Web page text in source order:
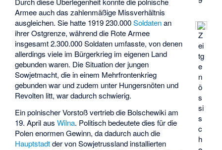
Z
ei
tg
e
n
ö
s
si
s
c
h
Armee auch das zahlenmäßige Missverhältnis
ausgleichen. Sie hatte 1919 230.000Soldatenan
ihrer Ostgrenze, während die Rote Armee
insgesamt 2.300.000 Soldaten umfasste, von denen
allerdings viele im Bürgerkrieg im eigenen Land
gebunden waren. Die Situation der jungen
Sowjetmacht, die in einem Mehrfrontenkrieg
gebunden war und zudem unter Hungersnöten und
Revolten litt, war dadurch schwierig.
Ein polnischer Vorstoß vertrieb die Bolschewiki am
19. April ausWilna. Politisch bedeutete dies für die
Polen enormen Gewinn, da dadurch auch die
Hauptstadtder von Sowjetrussland installierten